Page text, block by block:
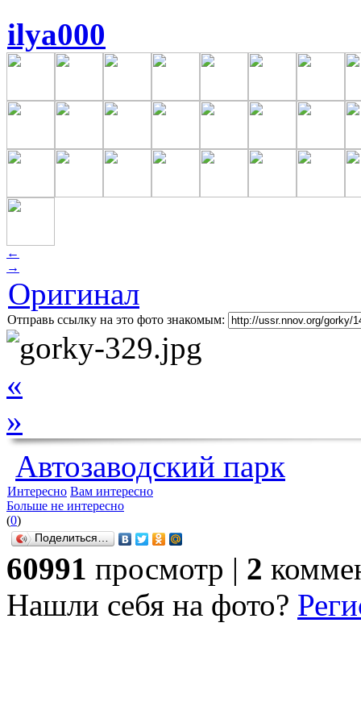
ilya000
←
→
Оригинал
Отправь ссылку на это фото знакомым:
«
»
Автозаводский парк
Интересно Вам интересно
Больше не интересно
(0)
Поделиться…
60991 просмотр | 2
Нашли себя на фото?